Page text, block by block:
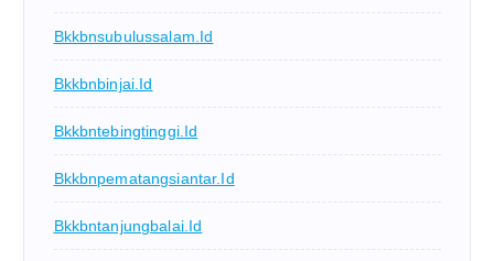
Bkkbnsubulussalam.id
Bkkbnbinjai.id
Bkkbntebingtinggi.id
Bkkbnpematangsiantar.id
Bkkbntanjungbalai.id